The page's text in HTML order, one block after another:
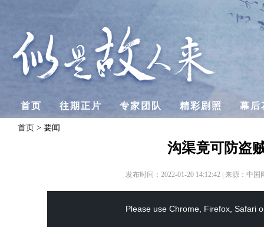
首页 往期正片 专家团队 精彩剧照 幕后
首页 > 要闻
沟渠竟可防盗
发布时间：2022-01-20 14:12:42 | 来源：中
Please use Chrome, Firefox, Safari